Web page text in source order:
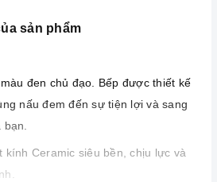
sản phẩm
đen chủ đạo. Bếp được thiết kế
nấu đem đến sự tiện lợi và sang
bạn.
kính Ceramic siêu bền, chịu lực và